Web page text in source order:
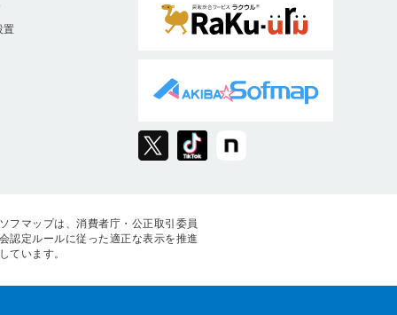
置
ソフマップは、消費者庁・公正取引委員
会認定ルールに従った適正な表示を推進
しています。